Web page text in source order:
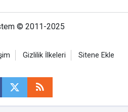
© 2011-2025
Gizlilik İlkeleri Sitene Ekle